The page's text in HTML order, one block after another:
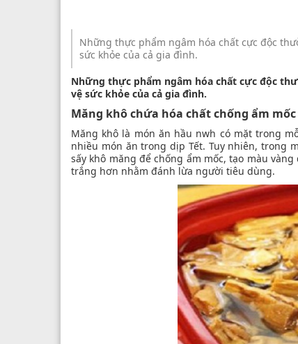
Những thực phẩm ngâm hóa chất cực độc
sức khỏe của cả gia đình.
Những thực phẩm ngâm hóa chất cực độc
vệ sức khỏe của cả gia đình.
Măng khô chứa hóa chất chống ẩm
Măng khô là món ăn hầu nwh có mặt trong
nhiều món ăn trong dịp Tết. Tuy nhiên, trong
sấy khô măng để chống ẩm mốc, tạo màu
trắng hơn nhằm đánh lừa người tiêu dùng.